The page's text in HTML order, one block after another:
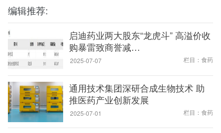
编辑推荐:
启迪药业两大股东“龙虎斗” 高溢价收
购暴雷致商誉减…
2025-07-07 栏目：食药
通用技术集团深研合成生物技术 助
推医药产业创新发展
2025-07-01 栏目：食药